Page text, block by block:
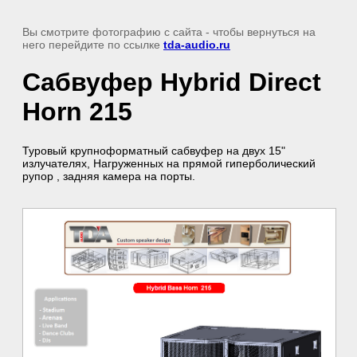
Вы смотрите фотографию с сайта - чтобы вернуться на
него перейдите по ссылке tda-audio.ru
Сабвуфер Hybrid Direct
Horn 215
Туровый крупноформатный сабвуфер на двух 15"
излучателях, Нагруженных на прямой гиперболический
рупор , задняя камера на порты.